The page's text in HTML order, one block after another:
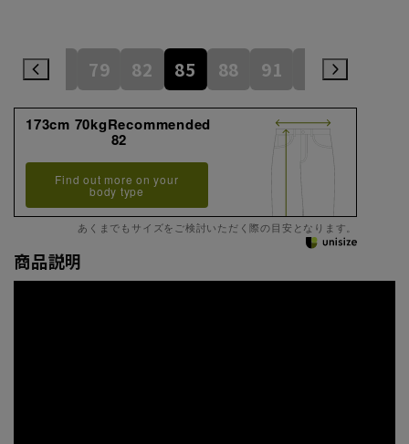
76 79 82 85 88 91 94
173cm 70kgRecommended
82
Find out more on your
body type
あくまでもサイズをご検討いただく際の目安となります。
商品説明